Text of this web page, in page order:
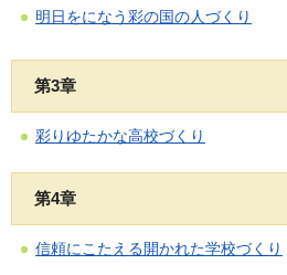
明日をになう彩の国の人づくり
第3章
彩りゆたかな高校づくり
第4章
信頼にこたえる開かれた学校づくり